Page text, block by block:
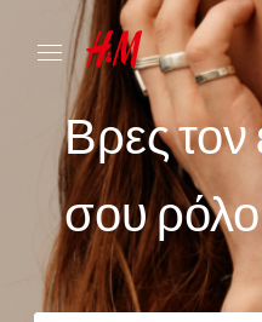
Βρεςτον
σουρόλο